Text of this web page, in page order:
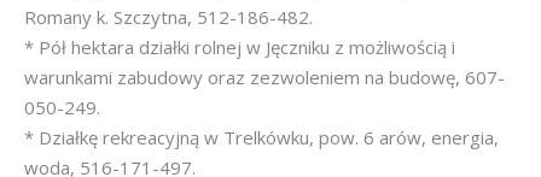
Romany k. Szczytna, 512-186-482.
* Pół hektara działki rolnej w Jęczniku z możliwością i
warunkami zabudowy oraz zezwoleniem na budowę, 607-
050-249.
* Działkę rekreacyjną w Trelkówku, pow. 6 arów, energia,
woda, 516-171-497.